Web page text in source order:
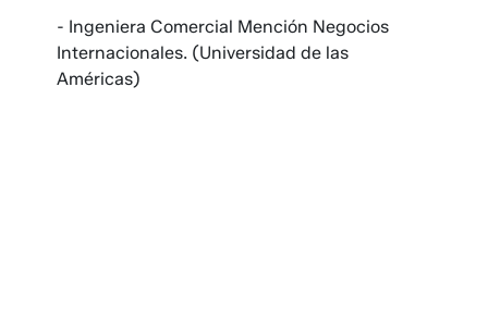
- Ingeniera Comercial Mención Negocios
Internacionales. (Universidad de las
Américas)